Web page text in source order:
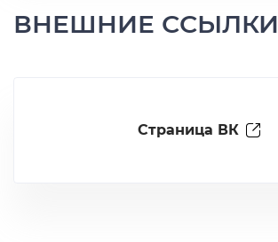
ВНЕШНИЕ ССЫЛКИ
Страница ВК